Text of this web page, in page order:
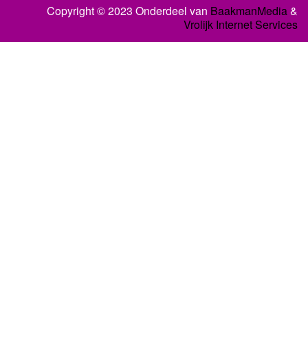
Copyright © 2023 Onderdeel van BaakmanMedia&
Vrolijk Internet Services